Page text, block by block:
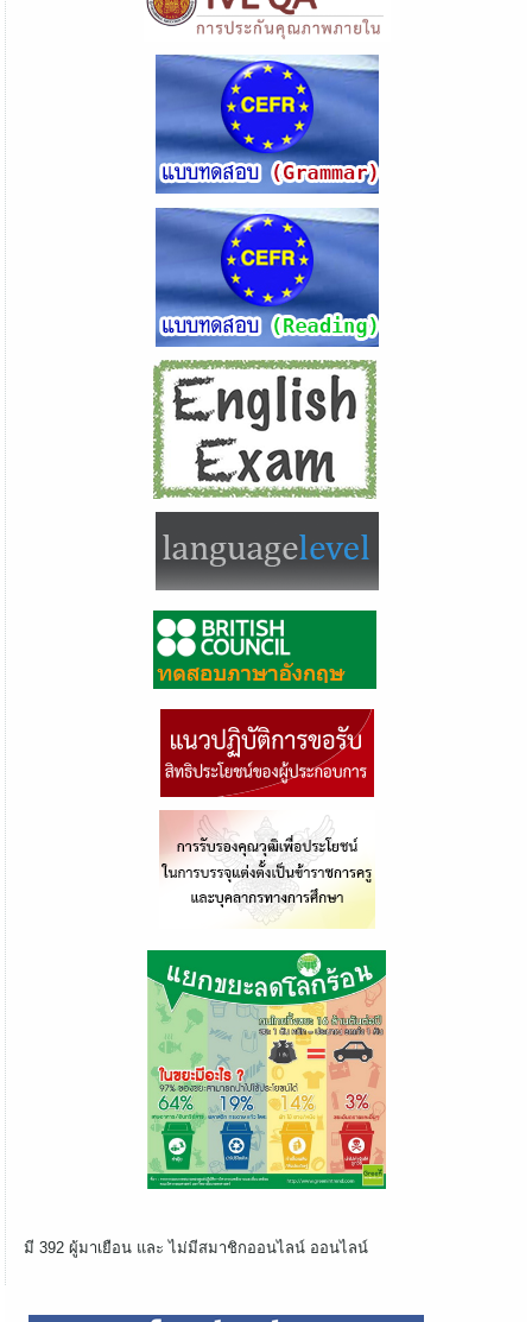
มี 392 ผู้มาเยือน และ ไม่มีสมาชิกออนไลน์ ออนไลน์